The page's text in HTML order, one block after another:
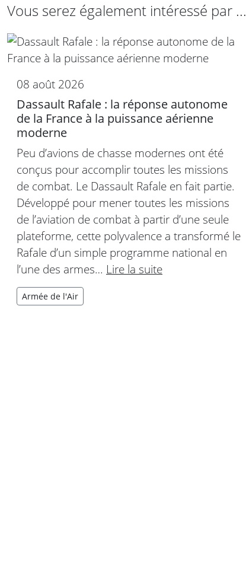
Vous serez également intéressé par ...
08 août 2026
Dassault Rafale : la réponse autonome
de la France à la puissance aérienne
moderne
Peu d’avions de chasse modernes ont été
conçus pour accomplir toutes les missions
de combat. Le Dassault Rafale en fait partie.
Développé pour mener toutes les missions
de l’aviation de combat à partir d’une seule
plateforme, cette polyvalence a transformé le
Rafale d’un simple programme national en
l’une des armes… Lire la suite
Armée de l'Air